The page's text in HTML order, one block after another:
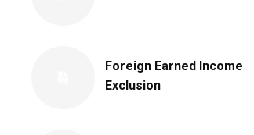
Foreign Earned Income
Exclusion